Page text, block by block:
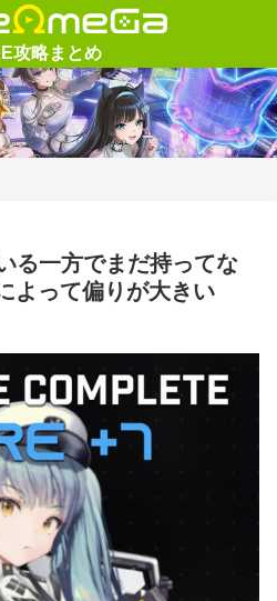
る一方でまだ持ってな
よって偏りが大きい